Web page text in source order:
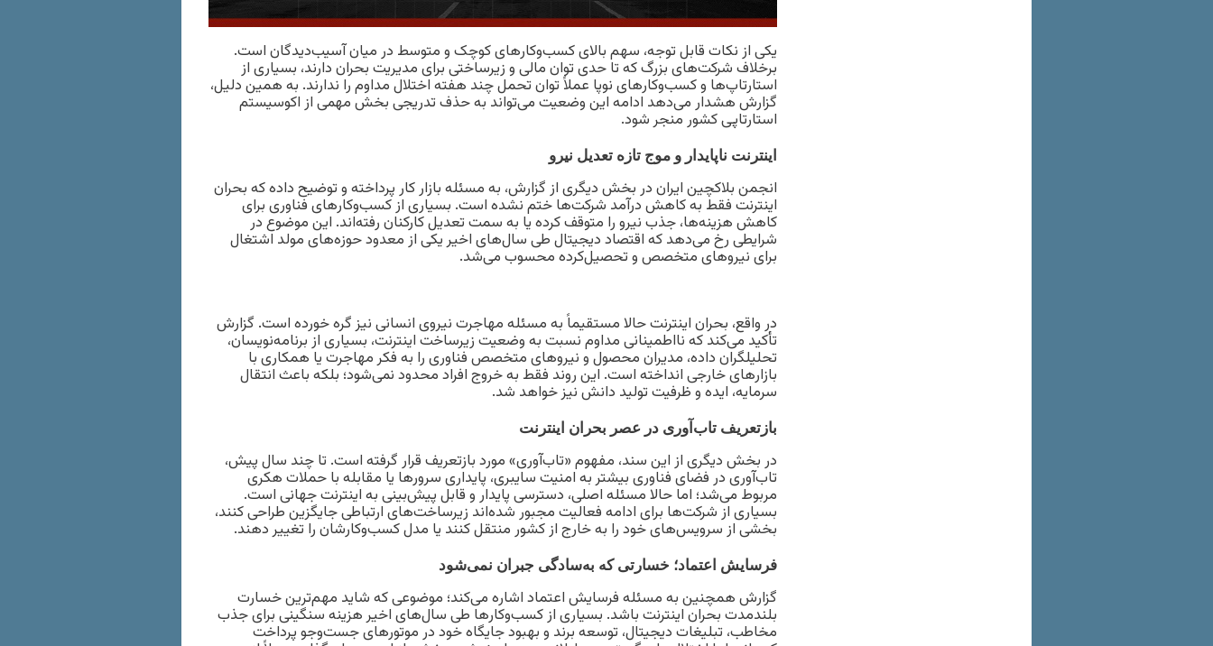
یکی از نکات قابل توجه، سهم بالای کسب‌وکارهای کوچک و متوسط در میان آسیب‌دیدگان است.
برخلاف شرکت‌های بزرگ که تا حدی توان مالی و زیرساختی برای مدیریت بحران دارند، بسیاری از
استارتاپ‌ها و کسب‌وکارهای نوپا عملاً توان تحمل چند هفته اختلال مداوم را ندارند. به همین دلیل،
گزارش هشدار می‌دهد ادامه این وضعیت می‌تواند به حذف تدریجی بخش مهمی از اکوسیستم
استارتاپی کشور منجر شود.
اینترنت ناپایدار و موج تازه تعدیل نیرو
انجمن بلاکچین ایران در بخش دیگری از گزارش، به مسئله بازار کار پرداخته و توضیح داده که بحران
اینترنت فقط به کاهش درآمد شرکت‌ها ختم نشده است. بسیاری از کسب‌وکارهای فناوری برای
کاهش هزینه‌ها، جذب نیرو را متوقف کرده یا به سمت تعدیل کارکنان رفته‌اند. این موضوع در
شرایطی رخ می‌دهد که اقتصاد دیجیتال طی سال‌های اخیر یکی از معدود حوزه‌های مولد اشتغال
برای نیروهای متخصص و تحصیل‌کرده محسوب می‌شد.
در واقع، بحران اینترنت حالا مستقیماً به مسئله مهاجرت نیروی انسانی نیز گره خورده است. گزارش
تأکید می‌کند که نااطمینانی مداوم نسبت به وضعیت زیرساخت اینترنت، بسیاری از برنامه‌نویسان،
تحلیلگران داده، مدیران محصول و نیروهای متخصص فناوری را به فکر مهاجرت یا همکاری با
بازارهای خارجی انداخته است. این روند فقط به خروج افراد محدود نمی‌شود؛ بلکه باعث انتقال
سرمایه، ایده و ظرفیت تولید دانش نیز خواهد شد.
بازتعریف تاب‌آوری در عصر بحران اینترنت
در بخش دیگری از این سند، مفهوم «تاب‌آوری» مورد بازتعریف قرار گرفته است. تا چند سال پیش،
تاب‌آوری در فضای فناوری بیشتر به امنیت سایبری، پایداری سرورها یا مقابله با حملات هکری
مربوط می‌شد؛ اما حالا مسئله اصلی، دسترسی پایدار و قابل پیش‌بینی به اینترنت جهانی است.
بسیاری از شرکت‌ها برای ادامه فعالیت مجبور شده‌اند زیرساخت‌های ارتباطی جایگزین طراحی کنند،
بخشی از سرویس‌های خود را به خارج از کشور منتقل کنند یا مدل کسب‌وکارشان را تغییر دهند.
فرسایش اعتماد؛ خسارتی که به‌سادگی جبران نمی‌شود
گزارش همچنین به مسئله فرسایش اعتماد اشاره می‌کند؛ موضوعی که شاید مهم‌ترین خسارت
بلندمدت بحران اینترنت باشد. بسیاری از کسب‌وکارها طی سال‌های اخیر هزینه سنگینی برای جذب
مخاطب، تبلیغات دیجیتال، توسعه برند و بهبود جایگاه خود در موتورهای جست‌وجو پرداخت